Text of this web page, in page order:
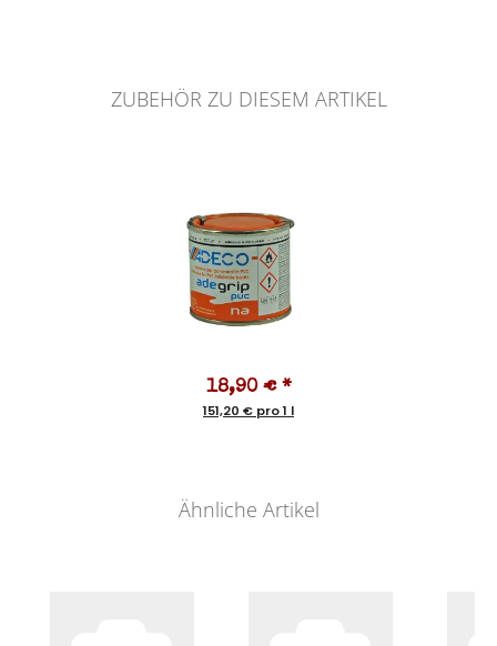
ZUBEHÖR ZU DIESEM ARTIKEL
18,90 € *
151,20 € pro 1 l
Ähnliche Artikel